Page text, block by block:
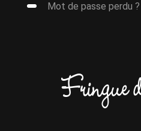
Mot de passe perdu ?